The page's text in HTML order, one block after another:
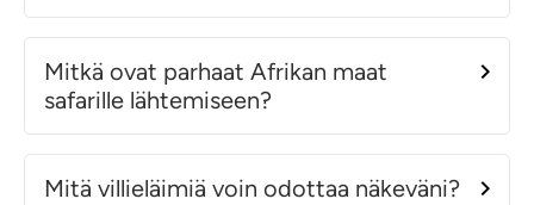
Mitkä ovat parhaat Afrikan maat
safarille lähtemiseen?
Mitä villieläimiä voin odottaa näkeväni?